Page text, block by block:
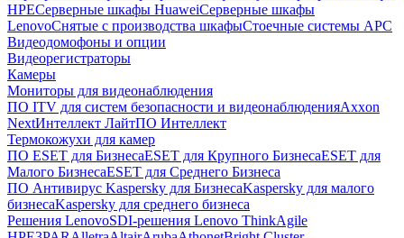
HPEСерверные шкафы HuaweiСерверные шкафы
LenovoСнятые с производства шкафыСтоечные системы APC
Видеодомофоны и опции
Видеорегистраторы
Камеры
Мониторы для видеонаблюдения
ПО ITV для систем безопасности и видеонаблюденияAxxon
NextИнтеллект ЛайтПО Интеллект
Термокожухи для камер
ПО ESET для БизнесаESET для Крупного БизнесаESET для
Малого БизнесаESET для Среднего Бизнеса
ПО Антивирус Kaspersky для БизнесаKaspersky для малого
бизнесаKaspersky для среднего бизнеса
Решения LenovoSDI-решения Lenovo ThinkAgile